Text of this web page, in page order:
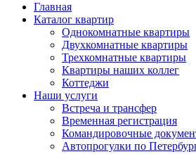
Главная
Каталог квартир
Однокомнатные квартиры
Двухкомнатные квартиры
Трехкомнатные квартиры
Квартиры наших коллег
Коттеджи
Наши услуги
Встреча и трансфер
Временная регистрация
Командировочные
Автопрогулки по